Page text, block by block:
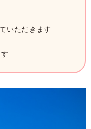
いただきます